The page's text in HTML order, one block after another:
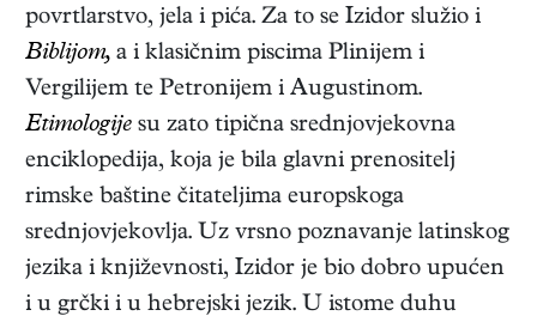
povrtlarstvo, jela i pića. Za to se Izidor služio i
Biblijom, a i klasičnim piscima Plinijem i
Vergilijem te Petronijem i Augustinom.
Etimologije su zato tipična srednjovjekovna
enciklopedija, koja je bila glavni prenositelj
rimske baštine čitateljima europskoga
srednjovjekovlja. Uz vrsno poznavanje latinskog
jezika i književnosti, Izidor je bio dobro upućen
i u grčki i u hebrejski jezik. U istome duhu